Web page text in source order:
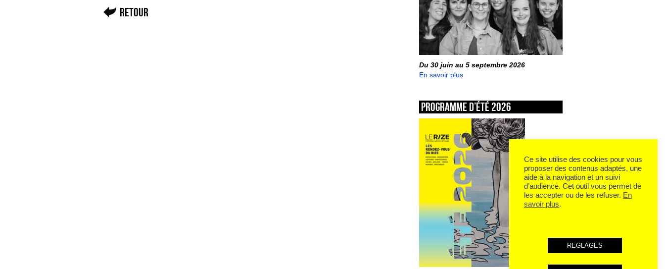
Retour
Du 30 juin au 5 septembre 2026
En savoir plus
Programme d’été 2026
Ce site utilise des cookies pour vous
proposer des contenus adaptés, une
aide à la navigation et un suivi
d’audience. Cet outil vous permet de
les accepter ou de les refuser. En
savoir plus.
REGLAGES